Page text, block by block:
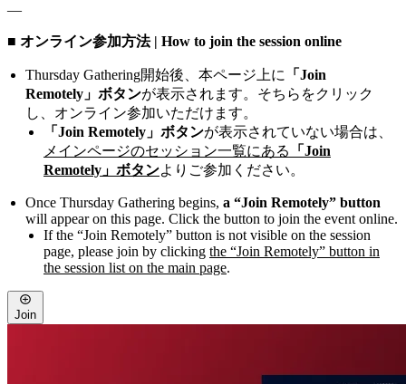
Click the button to join the session online.
*Please note
that registration is required
to join the event online.
To register, click the “Register for Event” button on this page.
===
Venture Café TokyoのWebサイトはこちら | Here is the Venture
Café Tokyo website.：URL
—
■ オンライン参加方法 | How to join the session online
Thursday Gathering開始後、本ページ上に
「Join
Remotely」ボタンが表示されます。そちらをクリック
し、オンライン参加いただけます。
「Join Remotely」ボタンが表示されていない場合は、
メインページのセッション一覧にある
「Join
Remotely」ボタンよりご参加ください。
Once Thursday Gathering begins, a “Join Remotely” button
will appear on this page. Click the button to join the event online.
If the “Join Remotely” button is not visible on the session
page, please join by clicking the “Join Remotely” button in
the session list on the main page.
Join